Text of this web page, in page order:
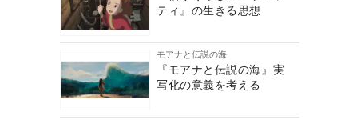
ティ』の生きる思想
モアナと伝説の海
『モアナと伝説の海』実
写化の意義を考える